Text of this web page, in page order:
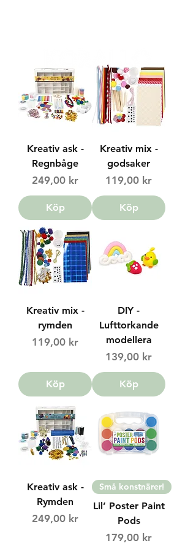
Kreativ ask -
Regnbåge
Price
249,00 kr
Köp
Kreativ mix -
godsaker
Price
119,00 kr
Köp
Kreativ mix -
rymden
Price
119,00 kr
Köp
DIY -
Lufttorkande
modellera
Price
139,00 kr
Köp
Kreativ ask -
Rymden
Price
249,00 kr
Små konstnärer!
Lil’ Poster Paint
Pods
Price
179,00 kr